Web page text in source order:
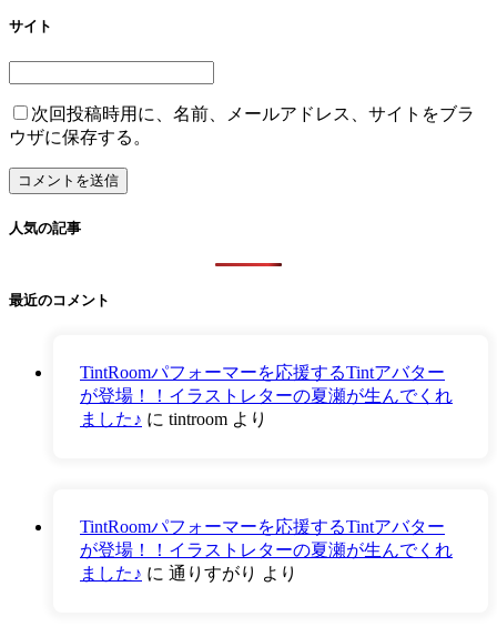
サイト
次回投稿時用に、名前、メールアドレス、サイトをブラ
ウザに保存する。
人気の記事
最近のコメント
TintRoomパフォーマーを応援するTintアバター
が登場！！イラストレターの夏瀬が生んでくれ
ました♪ に tintroom より
TintRoomパフォーマーを応援するTintアバター
が登場！！イラストレターの夏瀬が生んでくれ
ました♪ に 通りすがり より